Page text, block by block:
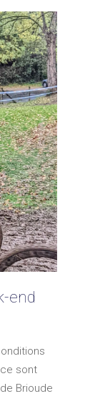
end
sont
Brioude